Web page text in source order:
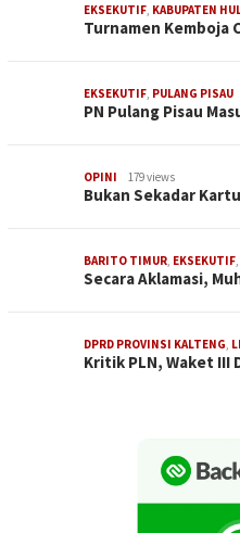
EKSEKUTIF KABUPATEN
Turnamen Kemboja
EKSEKUTIF PULANG PISAU
PN Pulang Pisau
OPINI 179 views
Bukan Sekadar
BARITO TIMUR EKSEKUTIF
Secara Aklamasi,
DPRD PROVINSI KALTENG
Kritik PLN, Waket III